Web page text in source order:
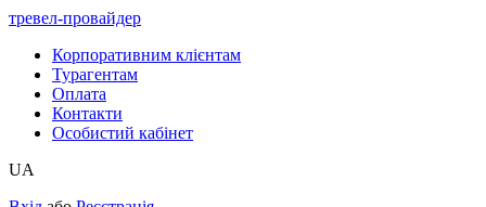
тревел-провайдер
Корпоративним клієнтам
Турагентам
Оплата
Контакти
Особистий кабінет
UA